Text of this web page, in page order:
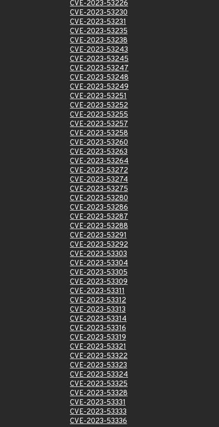
CVE-2023-53226
CVE-2023-53230
CVE-2023-53231
CVE-2023-53235
CVE-2023-53238
CVE-2023-53243
CVE-2023-53245
CVE-2023-53247
CVE-2023-53248
CVE-2023-53249
CVE-2023-53251
CVE-2023-53252
CVE-2023-53255
CVE-2023-53257
CVE-2023-53258
CVE-2023-53260
CVE-2023-53263
CVE-2023-53264
CVE-2023-53272
CVE-2023-53274
CVE-2023-53275
CVE-2023-53280
CVE-2023-53286
CVE-2023-53287
CVE-2023-53288
CVE-2023-53291
CVE-2023-53292
CVE-2023-53303
CVE-2023-53304
CVE-2023-53305
CVE-2023-53309
CVE-2023-53311
CVE-2023-53312
CVE-2023-53313
CVE-2023-53314
CVE-2023-53316
CVE-2023-53319
CVE-2023-53321
CVE-2023-53322
CVE-2023-53323
CVE-2023-53324
CVE-2023-53325
CVE-2023-53328
CVE-2023-53331
CVE-2023-53333
CVE-2023-53336